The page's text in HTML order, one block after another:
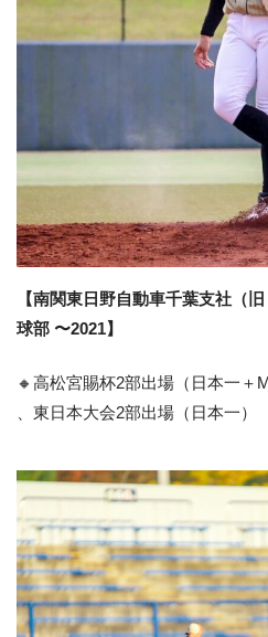
【南関東日野自動車千葉支社（
球部 〜2021】
🔸高松宮賜杯2部出場（日本一＋
、東日本大会2部出場（日本一）